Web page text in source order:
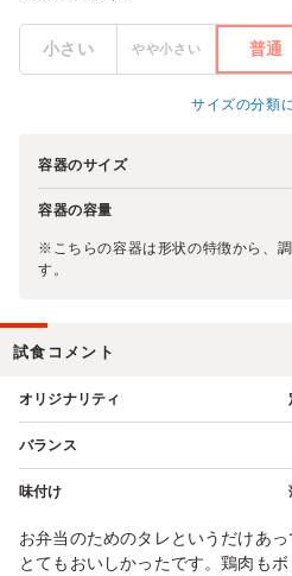
小さい やや小さい 普通
サイズの分類
容器のサイズ
容器の容量
※こちらの容器は形状の特徴から、
す。
試食コメント
オリジナリティ
バランス
味付け
お弁当のためのタレというだけあ
とてもおいしかったです。鶏肉も